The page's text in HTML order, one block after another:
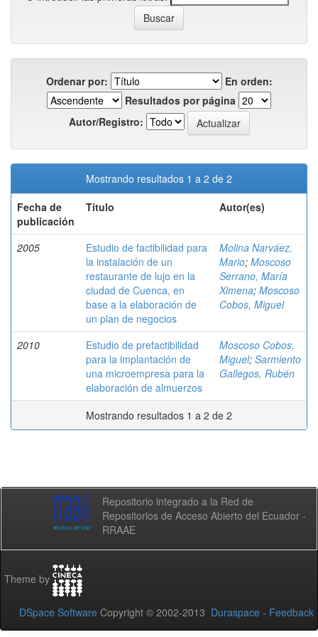
Ordenar por:
En orden:
Resultados por página
Autor/Registro:
Mostrando resultados 1 a 2 de 2
Fecha de
publicación
Título Autor(es)
2005
Estudio de factibilidad para
la instalación de un
restaurante de lujo en la
ciudad de Cuenca, en
base a la elaboración de
un plan de negocios
Molina Narváez,
Mario; Moscoso
Serrano, María
Ximena; Moscoso
Cobos, Miguel
2010
Estudio de prefactibilidad
para la implantación de
una microempresa para la
elaboración de almuerzos
Moscoso Cobos,
Miguel; Sarmiento
Gallegos, Rubén
Mostrando resultados 1 a 2 de 2
Repositorio integrado a la Red de
Repositorios de Acceso Abierto del Ecuador -
RRAAE
Theme by
DSpace Software Copyright © 2002-2013 Duraspace - Feedback